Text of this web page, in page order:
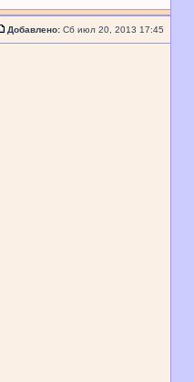
Добавлено: Сб июл 20, 2013 17:45